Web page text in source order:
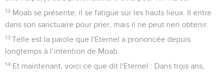
12 Moab se présente, il se fatigue sur les hauts lieux. Il entre
dans son sanctuaire pour prier, mais il ne peut rien obtenir.
13 Telle est la parole que l'Eternel a prononcée depuis
longtemps à l’intention de Moab.
14 Et maintenant, voici ce que dit l'Eternel : Dans trois ans,